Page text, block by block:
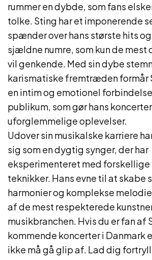
rummer en dybde, som fans
tolke. Sting har et imponerende
spænder over hans største hits
sjældne numre, som kun de mest
vil genkende. Med sin dybe
karismatiske fremtræden formår
en intim og emotionel
publikum, som gør hans
uforglemmelige oplevelser.
Udover sin musikalske karriere
sig som en dygtig synger, der har
eksperimenteret med
teknikker. Hans evne til at skabe
harmonier og komplekse
af de mest respekterede
musikbranchen. Hvis du er fan af
kommende koncerter i Danmark
ikke må gå glip af. Lad dig